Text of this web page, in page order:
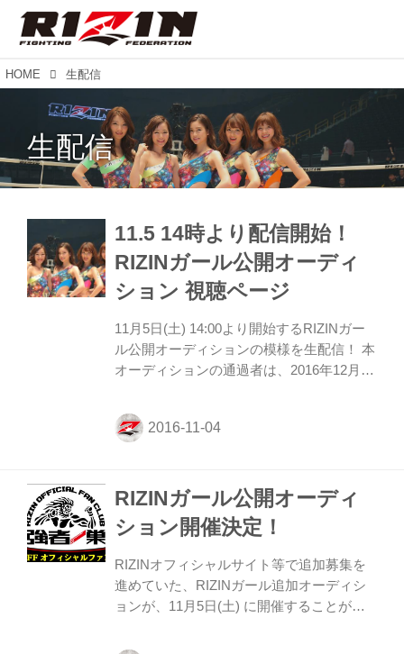
HOME 生配信
生配信
11.5 14時より配信開始！
RIZINガール公開オーディ
ション 視聴ページ
11月5日(土) 14:00より開始するRIZINガー
ル公開オーディションの模様を生配信！ 本
オーディションの通過者は、2016年12月29
Presents RIZIN FIGHTING WORLD
GRAND-PRIX 2016 無差別級トーナメント
の活動を開始する。 概要 日時：11月5日
(土) 14時00分～16時30分（予定） 参加
者：榊原信行実行委員長／髙田延彦統括本
部長／才賀紀左衛門／お宮の松(たけし軍
団) 他 生配信 【YouTube...
RIZINガール公開オーディ
ション開催決定！
RIZINオフィシャルサイト等で追加募集を
進めていた、RIZINガール追加オーディシ
ョンが、11月5日(土) に開催することが決
YouTube及びFRESH! by AbemaTVにて生